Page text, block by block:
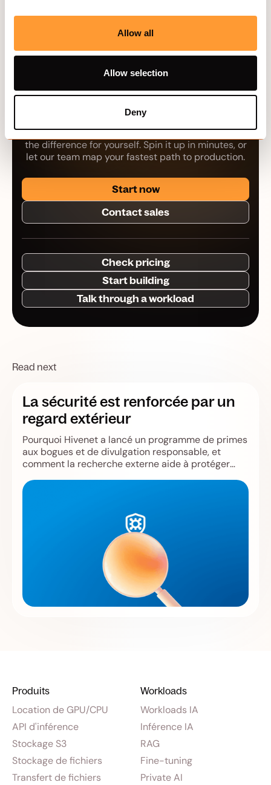
Allow all
Allow selection
Deny
Your next workload
belongs on Hivenet.
Pick one AI, compute, or storage workload and see
the difference for yourself. Spin it up in minutes, or
let our team map your fastest path to production.
Start now
Contact sales
Check pricing
Start building
Talk through a workload
Read next
La sécurité est renforcée par un
regard extérieur
Pourquoi Hivenet a lancé un programme de primes
aux bogues et de divulgation responsable, et
comment la recherche externe aide à protéger
Produits
Location de GPU/CPU
API d'inférence
Stockage S3
Stockage de fichiers
Transfert de fichiers
Workloads
Workloads IA
Inférence IA
RAG
Fine-tuning
Private AI